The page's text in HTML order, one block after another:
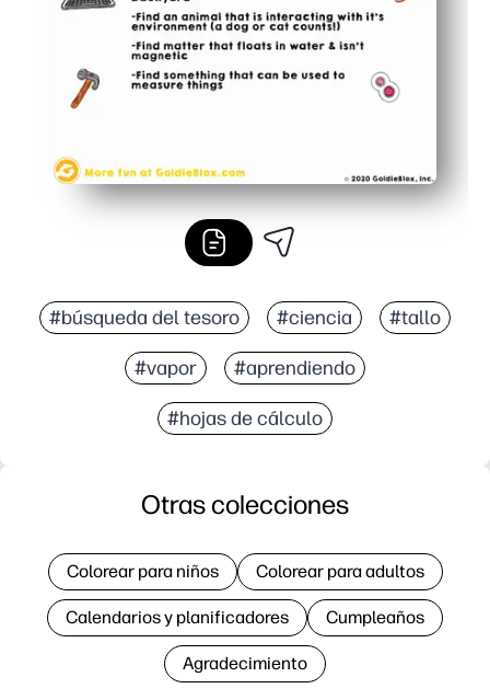
#búsqueda del tesoro #ciencia #tallo
#vapor #aprendiendo
#hojas de cálculo
Otras colecciones
Colorear para niños Colorear para adultos
Calendarios y planificadores Cumpleaños
Agradecimiento